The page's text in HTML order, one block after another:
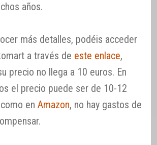
años.
más detalles, podéis acceder
a través de este enlace,
precio no llega a 10 euros. En
el precio puede ser de 10-12
en Amazon, no hay gastos de